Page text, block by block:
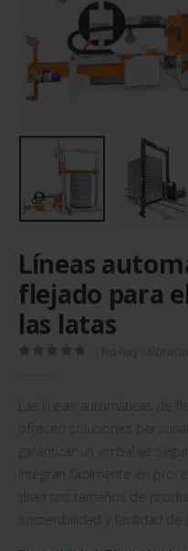
Líneas
flejado para
las latas
Las líneas automáticas de
ofrecen soluciones
garantizar un embalaje
integran fácilmente en
diversos tamaños de
sostenibilidad y facilidad de